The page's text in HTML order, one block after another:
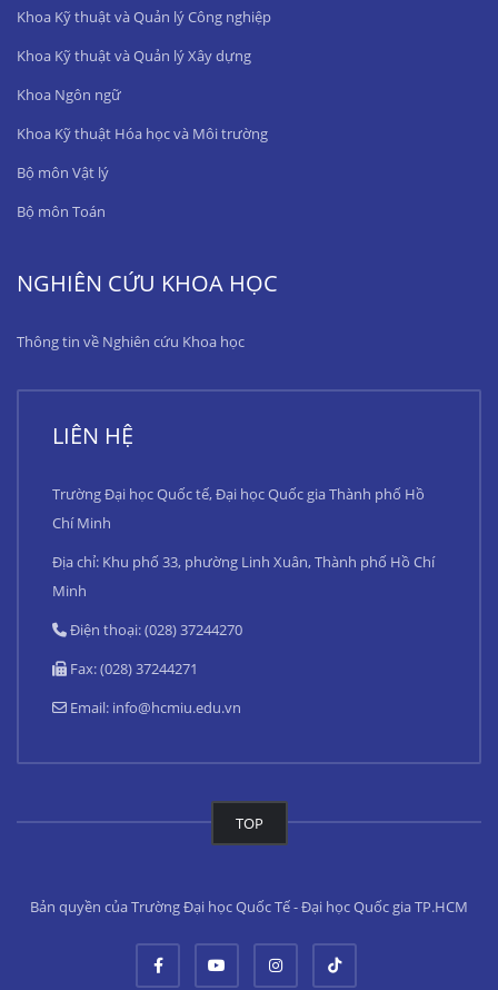
Khoa Kỹ thuật và Quản lý Công nghiệp
Khoa Kỹ thuật và Quản lý Xây dựng
Khoa Ngôn ngữ
Khoa Kỹ thuật Hóa học và Môi trường
Bộ môn Vật lý
Bộ môn Toán
NGHIÊN CỨU KHOA HỌC
Thông tin về Nghiên cứu Khoa học
LIÊN HỆ
Trường Đại học Quốc tế, Đại học Quốc gia Thành phố Hồ
Chí Minh
Địa chỉ: Khu phố 33, phường Linh Xuân, Thành phố Hồ Chí
Minh
Điện thoại: (028) 37244270
Fax: (028) 37244271
Email: info@hcmiu.edu.vn
TOP
Bản quyền của Trường Đại học Quốc Tế - Đại học Quốc gia TP.HCM